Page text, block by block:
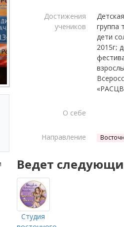
Достижения
учеников
группа
дети
2015г;
О себе
Направление
Ведет
Студия